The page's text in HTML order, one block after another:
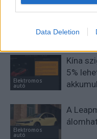
Data Deletion
KAPCSOLÓDÓ CIKKEK
Elektromos
autó
Kína
5%
Elektromos
autó
A